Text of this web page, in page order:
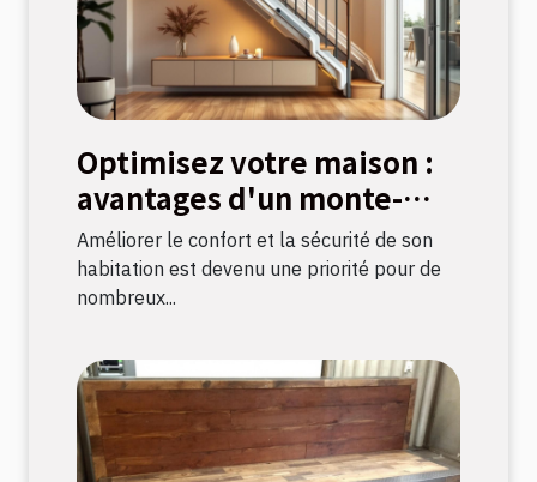
Optimisez votre maison :
avantages d'un monte-
escalier moderne
Améliorer le confort et la sécurité de son
habitation est devenu une priorité pour de
nombreux...